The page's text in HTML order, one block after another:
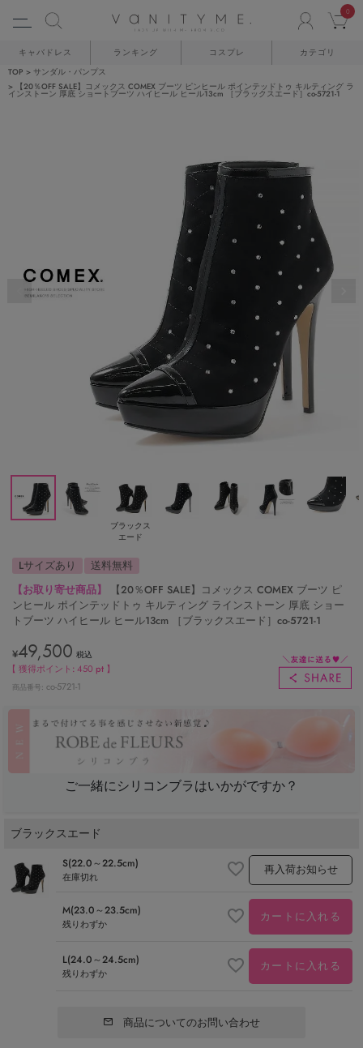
0
キャバドレス ランキング コスプレ カテゴリ
TOP
サンダル・パンプス
【20％OFF SALE】コメックス COMEX ブーツ ピンヒール ポインテッドトゥ キルティング ラ
インストーン 厚底 ショートブーツ ハイヒール ヒール13cm ［ブラックスエード］co-5721-1
ブラックス
エード
Lサイズあり
送料無料
【お取り寄せ商品】
【20％OFF SALE】コメックス COMEX ブーツ ピ
ンヒール ポインテッドトゥ キルティング ラインストーン 厚底 ショー
トブーツ ハイヒール ヒール13cm ［ブラックスエード］co-5721-1
¥49,500 税込
【 獲得ポイント: 450 pt 】
商品番号 co-5721-1
ご一緒にシリコンブラはいかがですか？
ブラックスエード
S(22.0～22.5cm)
在庫切れ 再入荷お知らせ
M(23.0～23.5cm)
残りわずか カートに入れる
L(24.0～24.5cm)
残りわずか カートに入れる
商品についてのお問い合わせ